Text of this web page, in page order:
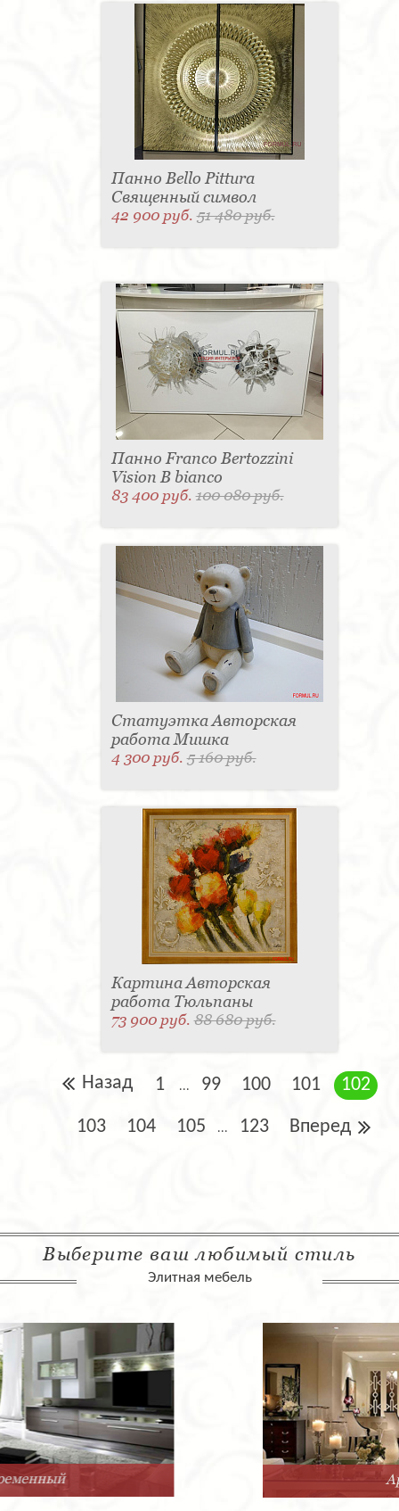
Панно Bello Pittura
Священный символ
42 900 руб.51 480 руб.
Панно Franco Bertozzini
Vision B bianco
83 400 руб.100 080 руб.
Статуэтка Авторская
работа Мишка
4 300 руб.5 160 руб.
Картина Авторская
работа Тюльпаны
73 900 руб.88 680 руб.
Назад 1 ... 99 100 101 102
103 104 105 ... 123 Вперед
Выберите ваш любимый стиль
Элитная мебель